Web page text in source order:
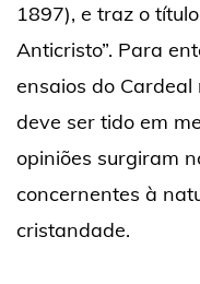
1897), e traz o
Anticristo”. Para
ensaios do
deve ser tido em
opiniões surgiram
concernentes à
cristandade.